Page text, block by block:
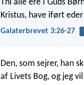
Thi alle ere I Guds
Kristus, have iført
Galaterbrevet 3:26-27
Den, som sejrer, han
af Livets Bog, og jeg